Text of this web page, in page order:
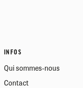
INFOS
Qui sommes-nous
Contact